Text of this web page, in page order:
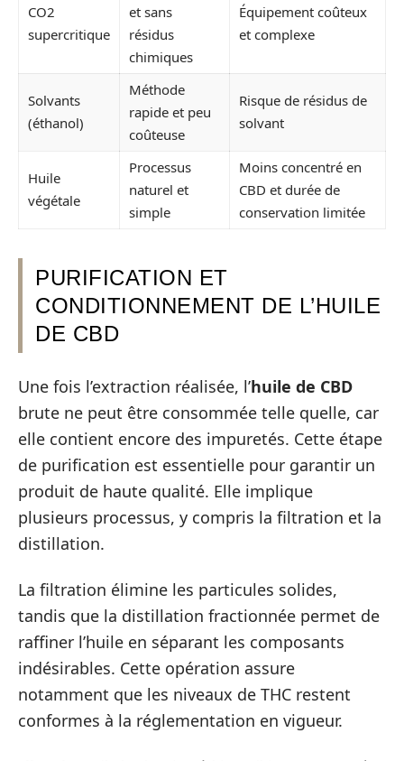
CO2
supercritique
et sans
résidus
chimiques
Équipement coûteux
et complexe
Solvants
(éthanol)
Méthode
rapide et peu
coûteuse
Risque de résidus de
solvant
Huile
végétale
Processus
naturel et
simple
Moins concentré en
CBD et durée de
conservation limitée
PURIFICATION ET
CONDITIONNEMENT DE L’HUILE
DE CBD
Une fois l’extraction réalisée, l’huile de CBD
brute ne peut être consommée telle quelle, car
elle contient encore des impuretés. Cette étape
de purification est essentielle pour garantir un
produit de haute qualité. Elle implique
plusieurs processus, y compris la filtration et la
distillation.
La filtration élimine les particules solides,
tandis que la distillation fractionnée permet de
raffiner l’huile en séparant les composants
indésirables. Cette opération assure
notamment que les niveaux de THC restent
conformes à la réglementation en vigueur.